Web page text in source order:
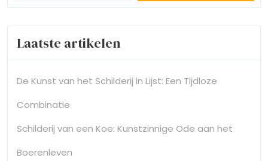
Laatste artikelen
De Kunst van het Schilderij in Lijst: Een Tijdloze
Combinatie
Schilderij van een Koe: Kunstzinnige Ode aan het
Boerenleven